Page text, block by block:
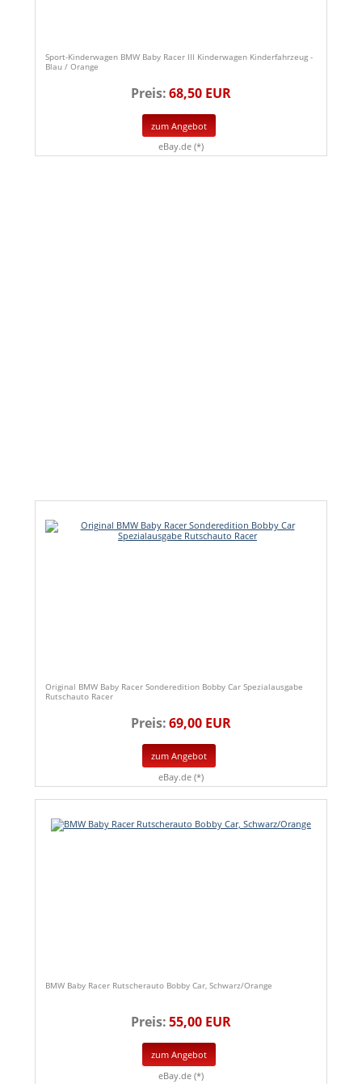
Sport-Kinderwagen BMW Baby Racer III Kinderwagen Kinderfahrzeug -
Blau / Orange
Preis:68,50 EUR
zum Angebot
eBay.de (*)
Original BMW Baby Racer Sonderedition Bobby Car Spezialausgabe
Rutschauto Racer
Preis:69,00 EUR
zum Angebot
eBay.de (*)
BMW Baby Racer Rutscherauto Bobby Car, Schwarz/Orange
Preis:55,00 EUR
zum Angebot
eBay.de (*)